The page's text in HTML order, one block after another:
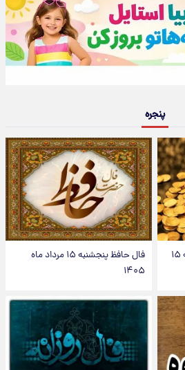
پنجره
قیمت طلا و سکه امروز پنجشنبه ۱۵
فال حافظ پنجشنبه ۱۵ مرداد ماه
۱۴۰۵